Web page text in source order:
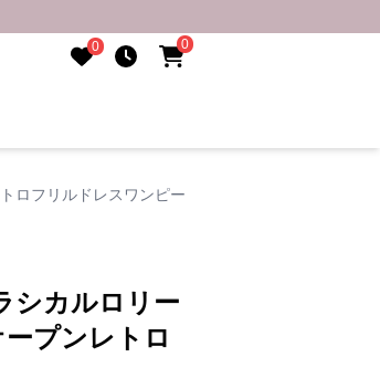
0 0
ロフリルドレスワンピー
シカルロリー
プンレトロ